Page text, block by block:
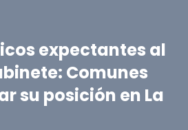
expectantes al
Comunes
su posición en La